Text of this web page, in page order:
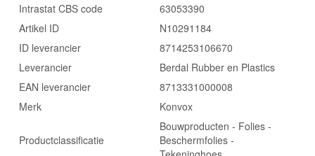
Intrastat CBS code
63053390
Artikel ID
N10291184
ID leverancier
8714253106670
Leverancier
Berdal Rubber en Plastics
EAN leverancier
8713331000008
Merk
Konvox
Productclassificatie
Bouwproducten - Folies -
Beschermfolies -